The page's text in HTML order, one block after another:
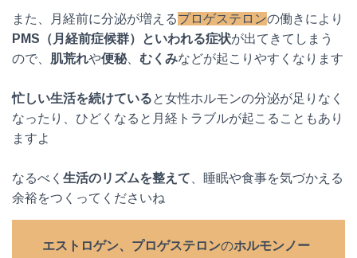
また、月経前に分泌が増えるプロゲステロンの働きにより
PMS（月経前症候群）といわれる症状が出てきてしまう
ので、 肌荒れや便秘、 むくみなどが起こりやすくなります
忙しい生活を続けていると女性ホルモンの分泌が足りなく
なったり、ひどくなると月経トラブルが起こることもあり
ますよ
なるべく 生活のリズムを整えて 、睡眠や食事を気づかえる
余裕をつくってくださいね
エストロゲン、プロゲステロンのホルモンノー